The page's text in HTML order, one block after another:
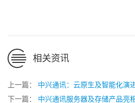
相关资讯
上一篇： 中兴通讯：云原生及智能化演
下一篇： 中兴通讯服务器及存储产品亮